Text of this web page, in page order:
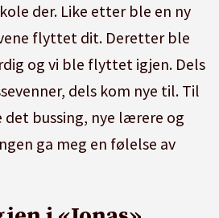
der. Like etter ble en ny
flyttet dit. Deretter ble
og vi ble flyttet igjen. Dels
dels kom nye til. Til
bussing, nye lærere og
ga meg en følelse av